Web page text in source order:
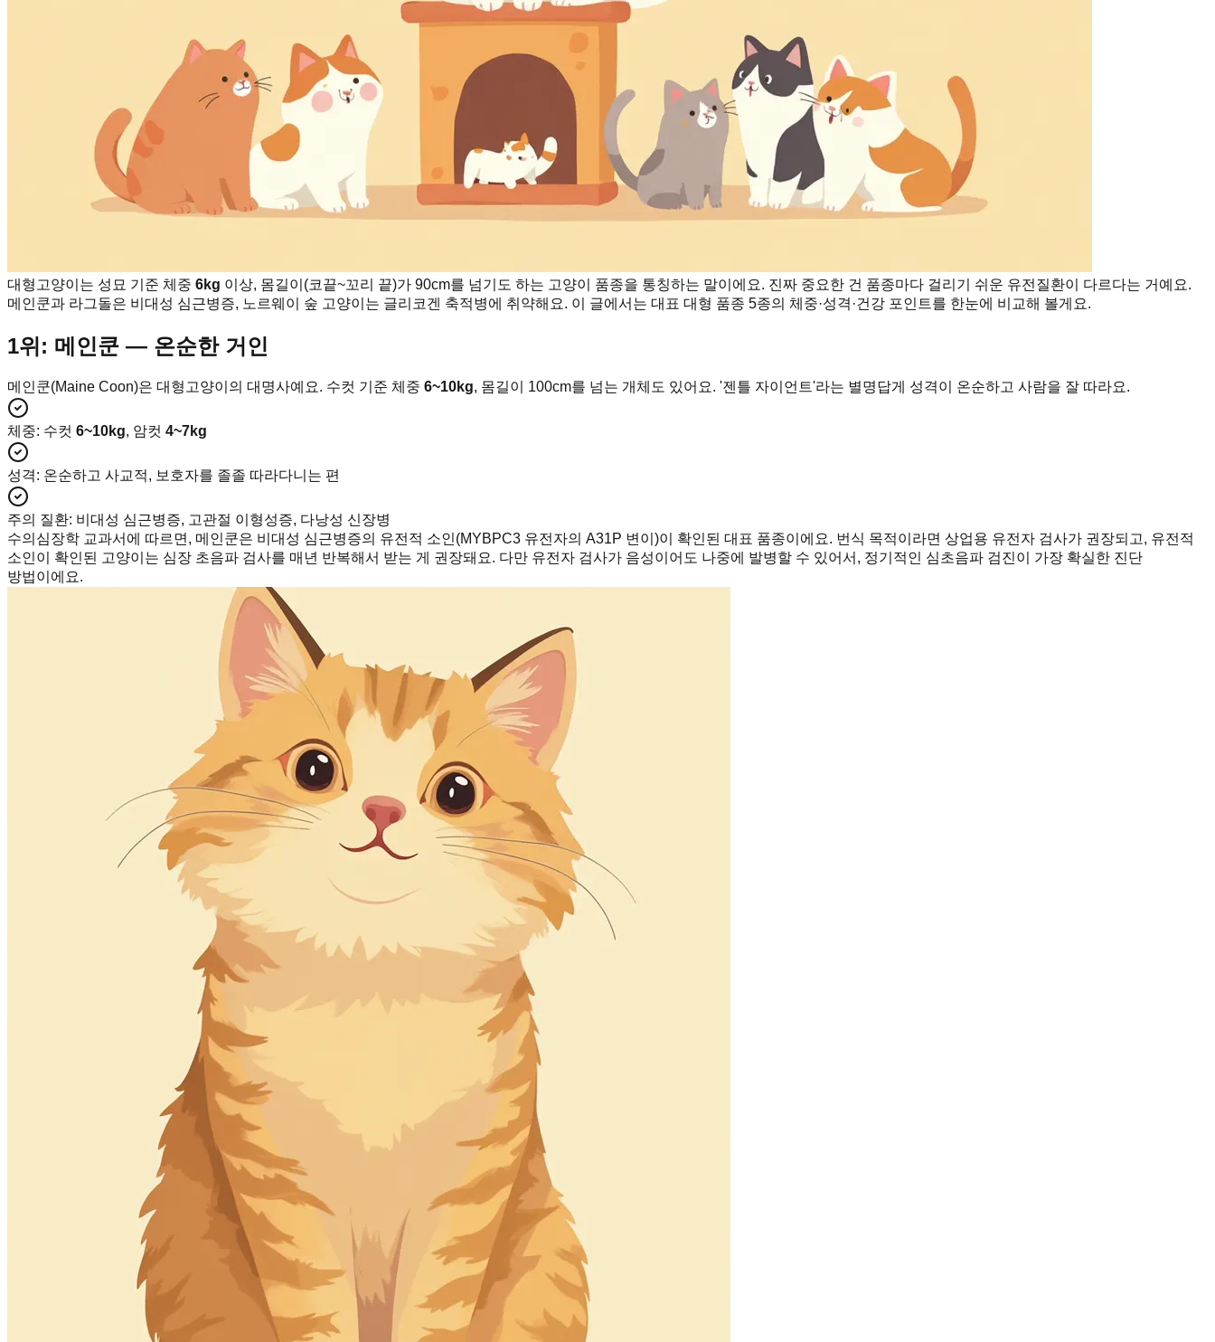
대형고양이는 성묘 기준 체중 6kg 이상, 몸길이(코끝~꼬리 끝)가 90cm를 넘기도 하는 고양이 품종을 통칭하는 말이에요. 진짜 중요한 건 품종마다 걸리기 쉬운 유전질환이 다르다는 거예요.
메인쿤과 라그돌은 비대성 심근병증, 노르웨이 숲 고양이는 글리코겐 축적병에 취약해요. 이 글에서는 대표 대형 품종 5종의 체중·성격·건강 포인트를 한눈에 비교해 볼게요.
1위: 메인쿤 — 온순한 거인
메인쿤(Maine Coon)은 대형고양이의 대명사예요. 수컷 기준 체중 6~10kg, 몸길이 100cm를 넘는 개체도 있어요. '젠틀 자이언트'라는 별명답게 성격이 온순하고 사람을 잘 따라요.
체중: 수컷 6~10kg, 암컷 4~7kg
성격: 온순하고 사교적, 보호자를 졸졸 따라다니는 편
주의 질환: 비대성 심근병증, 고관절 이형성증, 다낭성 신장병
수의심장학 교과서에 따르면, 메인쿤은 비대성 심근병증의 유전적 소인(MYBPC3 유전자의 A31P 변이)이 확인된 대표 품종이에요. 번식 목적이라면 상업용 유전자 검사가 권장되고, 유전적
소인이 확인된 고양이는 심장 초음파 검사를 매년 반복해서 받는 게 권장돼요. 다만 유전자 검사가 음성이어도 나중에 발병할 수 있어서, 정기적인 심초음파 검진이 가장 확실한 진단
방법이에요.